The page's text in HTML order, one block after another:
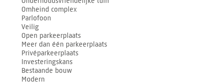
Omheind complex
Parlofoon
Veilig
Open parkeerplaats
Meer dan één parkeerplaats
Privéparkeerplaats
Investeringskans
Bestaande bouw
Modern